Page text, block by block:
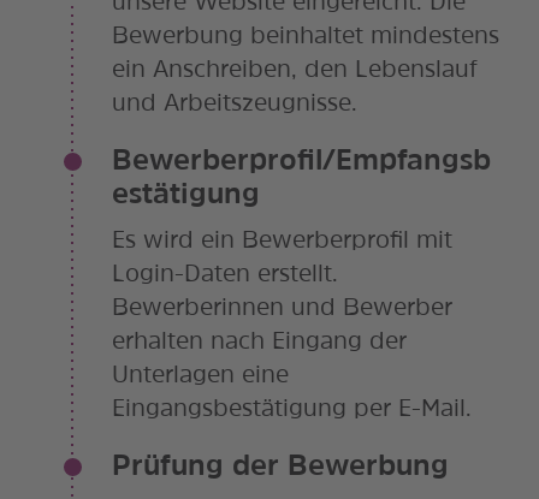
Bewerbung beinhaltet mindestens
ein Anschreiben, den Lebenslauf
und Arbeitszeugnisse.
Bewerberprofil/Empfangsb
estätigung
Es wird ein Bewerberprofil mit
Login-Daten erstellt.
Bewerberinnen und Bewerber
erhalten nach Eingang der
Unterlagen eine
Eingangsbestätigung per E-Mail.
Prüfung der Bewerbung